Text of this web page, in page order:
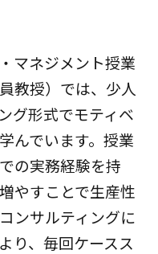
マネジメント授業
教授）では、少人
グ形式でモティベ
んでいます。授業
の実務経験を持
やすことで生産性
ンサルティングに
り、毎回ケースス